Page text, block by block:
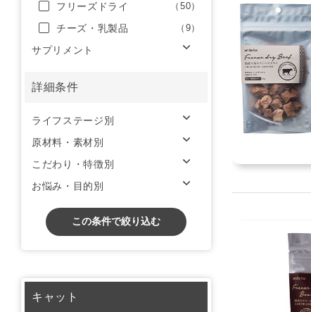
フリーズドライ （50）
チーズ・乳製品 （9）
サプリメント
詳細条件
ライフステージ別
原材料・素材別
こだわり・特徴別
お悩み・目的別
この条件で絞り込む
キャット